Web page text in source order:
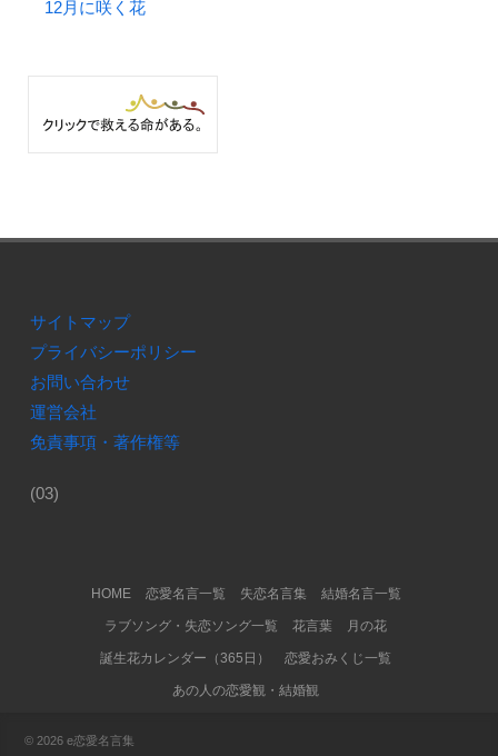
12月に咲く花
サイトマップ
プライバシーポリシー
お問い合わせ
運営会社
免責事項・著作権等
(03)
Footer MenuHOME 恋愛名言一覧 失恋名言集 結婚名言一覧
ラブソング・失恋ソング一覧 花言葉 月の花
誕生花カレンダー（365日） 恋愛おみくじ一覧
あの人の恋愛観・結婚観
© 2026 e恋愛名言集